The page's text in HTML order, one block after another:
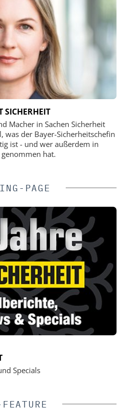
Macher in Sachen Sicherheit
was der Bayer-Sicherheitschefin
ist - und wer außerdem in
hat.
PAGE
Specials